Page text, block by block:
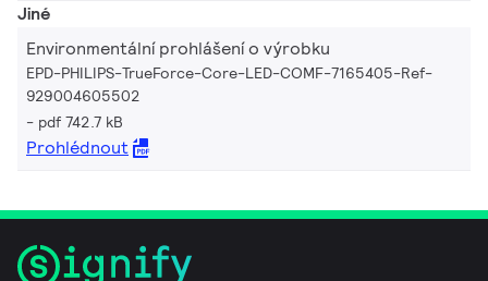
Jiné
Environmentální prohlášení o výrobku
EPD-PHILIPS-TrueForce-Core-LED-COMF-7165405-Ref-
929004605502
pdf 742.7 kB
Prohlédnout